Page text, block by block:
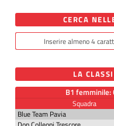
CERCA
LA
B1 femminile:
Squadra
Blue Team Pavia